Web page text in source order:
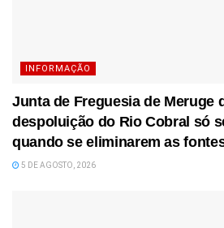
INFORMAÇÃO
Junta de Freguesia de Meruge
despoluição do Rio Cobral só
quando se eliminarem as
5 DE AGOSTO, 2026